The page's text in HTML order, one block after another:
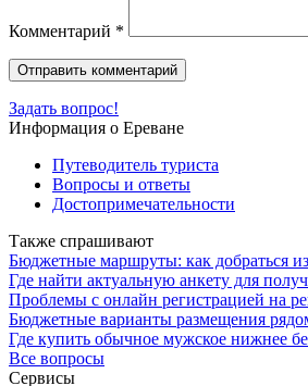
Комментарий *
Задать вопрос!
Информация о Ереване
Путеводитель туриста
Вопросы и ответы
Достопримечательности
Также спрашивают
Бюджетные маршруты: как добраться
Где найти актуальную анкету для
Проблемы с онлайн регистрацией на
Бюджетные варианты размещения
Где купить обычное мужское нижнее
Все вопросы
Сервисы